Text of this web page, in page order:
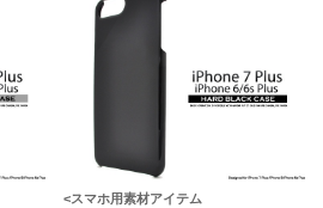
<スマホ用素材アイテム